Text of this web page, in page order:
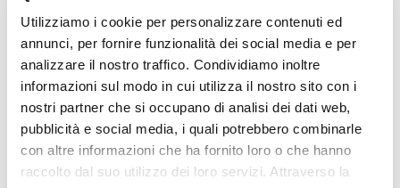
Utilizziamo i cookie per personalizzare contenuti ed
annunci, per fornire funzionalità dei social media e per
analizzare il nostro traffico. Condividiamo inoltre
informazioni sul modo in cui utilizza il nostro sito con i
nostri partner che si occupano di analisi dei dati web,
pubblicità e social media, i quali potrebbero combinarle
con altre informazioni che ha fornito loro o che hanno
raccolto dal suo utilizzo dei loro servizi. Attraverso la
Posti A Sedere
4 posti
Caratteristiche
Pieghevole